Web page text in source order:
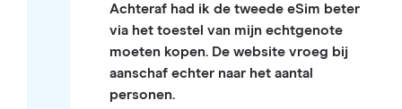
Achteraf had ik de tweede eSim beter
via het toestel van mijn echtgenote
moeten kopen. De website vroeg bij
aanschaf echter naar het aantal
personen.